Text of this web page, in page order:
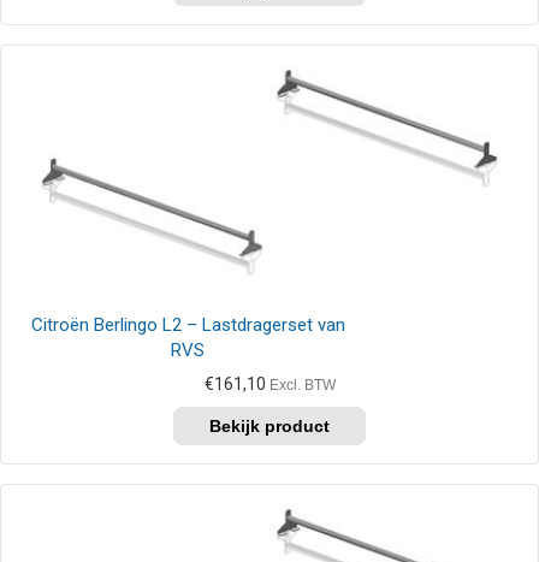
Citroën Berlingo L2 – Lastdragerset van
RVS
€161,10 Excl. BTW